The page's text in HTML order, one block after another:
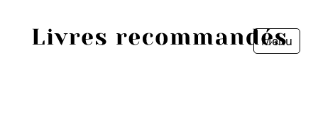
Menu
Fermer